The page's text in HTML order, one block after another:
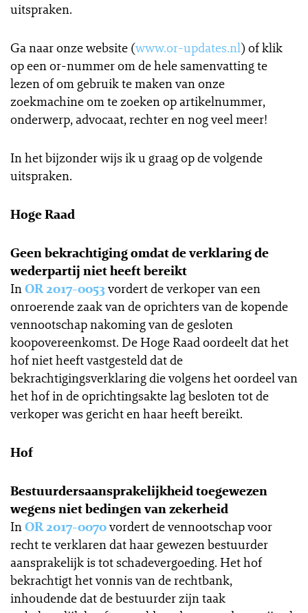
uitspraken.
Ga naar onze website (www.or-updates.nl) of klik
op een or-nummer om de hele samenvatting te
lezen of om gebruik te maken van onze
zoekmachine om te zoeken op artikelnummer,
onderwerp, advocaat, rechter en nog veel meer!
In het bijzonder wijs ik u graag op de volgende
uitspraken.
Hoge Raad
Geen bekrachtiging omdat de verklaring de
wederpartij niet heeft bereikt
InOR 2017-0053vordert de verkoper van een
onroerende zaak van de oprichters van de kopende
vennootschap nakoming van de gesloten
koopovereenkomst. De Hoge Raad oordeelt dat het
hof niet heeft vastgesteld dat de
bekrachtigingsverklaring die volgens het oordeel van
het hof in de oprichtingsakte lag besloten tot de
verkoper was gericht en haar heeft bereikt.
Hof
Bestuurdersaansprakelijkheid toegewezen
wegens niet bedingen van zekerheid
InOR 2017-0070vordert de vennootschap voor
recht te verklaren dat haar gewezen bestuurder
aansprakelijk is tot schadevergoeding. Het hof
bekrachtigt het vonnis van de rechtbank,
inhoudende dat de bestuurder zijn taak